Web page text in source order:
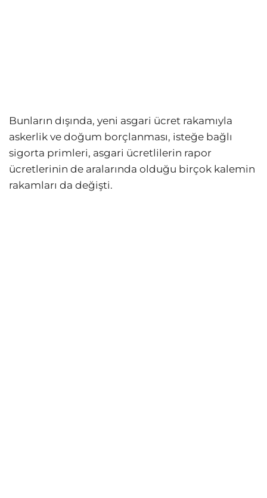
Bunların dışında, yeni asgari ücret rakamıyla
askerlik ve doğum borçlanması, isteğe bağlı
sigorta primleri, asgari ücretlilerin rapor
ücretlerinin de aralarında olduğu birçok kalemin
rakamları da değişti.